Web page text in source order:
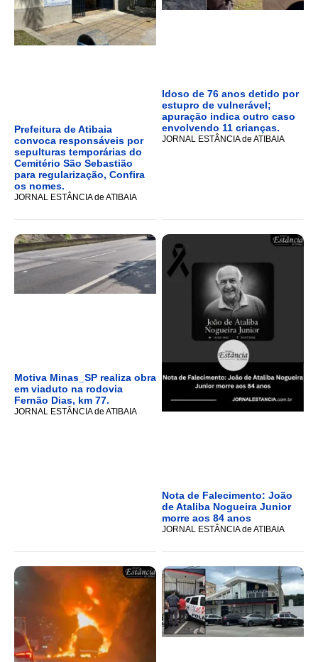
Prefeitura de Atibaia
convoca responsáveis por
sepulturas temporárias do
Cemitério São Sebastião
para regularização, Confira
os nomes.
JORNAL ESTÂNCIA de ATIBAIA
Idoso de 76 anos detido por
estupro de vulnerável;
apuração indica outro caso
envolvendo 11 crianças.
JORNAL ESTÂNCIA de ATIBAIA
Motiva Minas_SP realiza obra
em viaduto na rodovia
Fernão Dias, km 77.
JORNAL ESTÂNCIA de ATIBAIA
Nota de Falecimento: João
de Ataliba Nogueira Junior
morre aos 84 anos
JORNAL ESTÂNCIA de ATIBAIA